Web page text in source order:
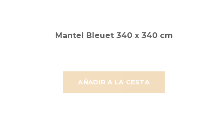
AÑADIR A LA CESTA
Mantel Bleuet 340 x 340 cm